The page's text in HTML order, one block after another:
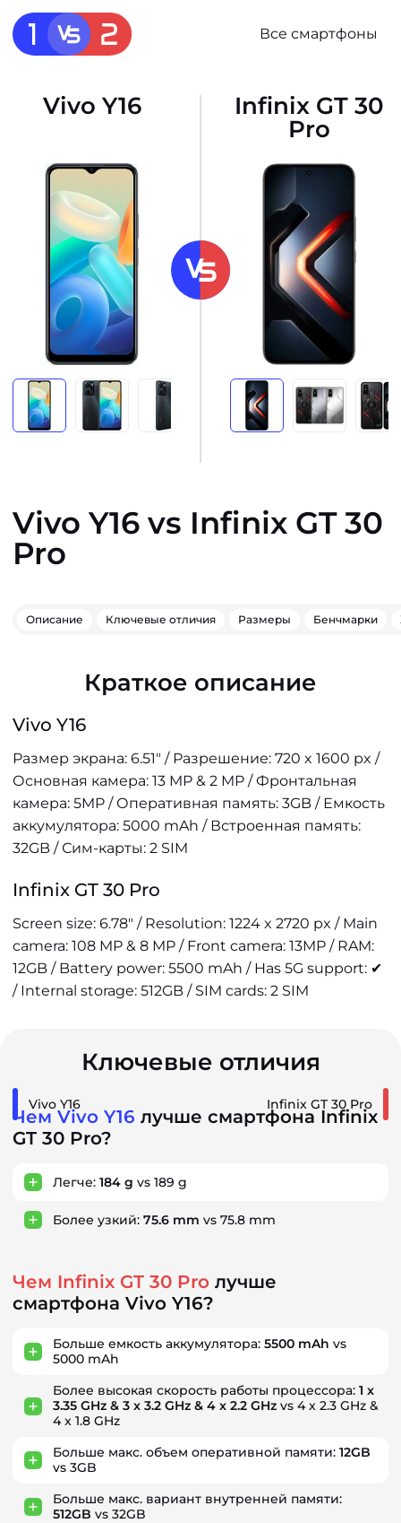
Все смартфоны
Vivo Y16
Infinix GT 30
Pro
Vivo Y16 vs Infinix GT 30
Pro
Описание Ключевые отличия Размеры Бенчмарки
Краткое описание
Vivo Y16
Размер экрана: 6.51" / Разрешение: 720 x 1600 px /
Основная камера: 13 MP & 2 MP / Фронтальная
камера: 5MP / Оперативная память: 3GB / Емкость
аккумулятора: 5000 mAh / Встроенная память:
32GB / Сим-карты: 2 SIM
Infinix GT 30 Pro
Screen size: 6.78" / Resolution: 1224 x 2720 px / Main
camera: 108 MP & 8 MP / Front camera: 13MP / RAM:
12GB / Battery power: 5500 mAh / Has 5G support: ✔
/ Internal storage: 512GB / SIM cards: 2 SIM
Ключевые отличия
Vivo Y16 Infinix GT 30 Pro
Чем Vivo Y16 лучше смартфона Infinix
GT 30 Pro?
Легче: 184 g vs 189 g
Более узкий: 75.6 mm vs 75.8 mm
Чем Infinix GT 30 Pro лучше
смартфона Vivo Y16?
Больше емкость аккумулятора: 5500 mAh vs
5000 mAh
Более высокая скорость работы процессора: 1 x
3.35 GHz & 3 x 3.2 GHz & 4 x 2.2 GHz vs 4 x 2.3 GHz &
4 x 1.8 GHz
Больше макс. объем оперативной памяти: 12GB
vs 3GB
Больше макс. вариант внутренней памяти:
512GB vs 32GB